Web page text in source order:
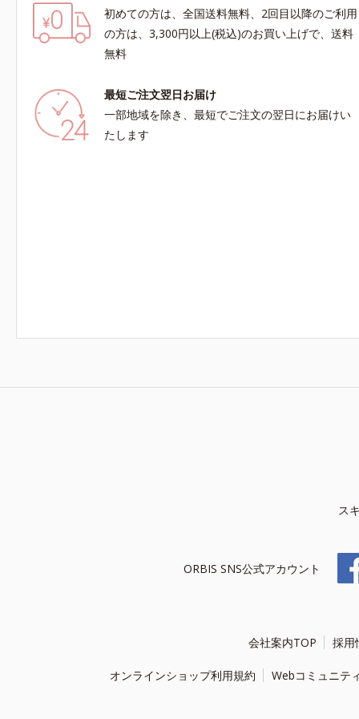
初めての方は、全国送料無料、2回目以降のご利用
の方は、3,300円以上(税込)のお買い上げで、送料
無料
最短ご注文翌日お届け
一部地域を除き、最短でご注文の翌日にお届けい
たします
ス
ORBIS SNS公式アカウント
会社案内TOP 採用
オンラインショップ利用規約 Webコミュニテ